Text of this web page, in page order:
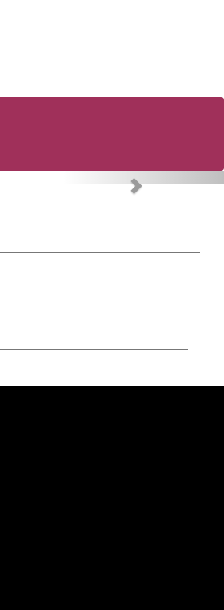
Next